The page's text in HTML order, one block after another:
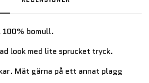
100% bomull.
look med lite sprucket tryck.
Mät gärna på ett annat plagg